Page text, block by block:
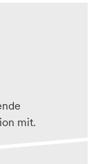
mit.